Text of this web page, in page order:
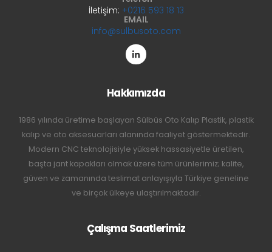
İletişim: +0216 593 18 13
EMAIL
info@sulbusoto.com
Hakkımızda
1986 yılında üretime başlayan Sülbüs Oto Kalıp Plastik, plastik
kalıp ve oto aksesuarları alanında faaliyet göstermektedir.
Modern CNC teknolojisiyle yüksek hassasiyetle üretilen,
başta jant kapakları olmak üzere tüm ürünlerimiz; kalite,
güven ve zamanında teslimat anlayışıyla Türkiye geneline
ve birçok ülkeye ulaştırılmaktadır.
Çalışma Saatlerimiz